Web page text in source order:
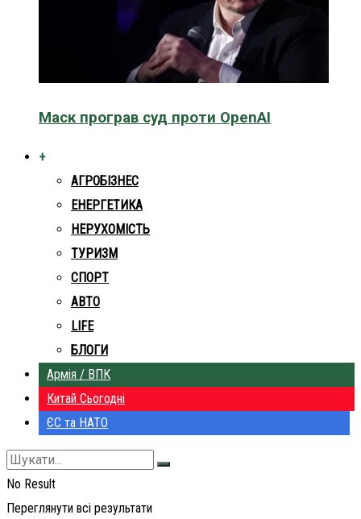
Маск програв суд проти OpenAI
+
АГРОБІЗНЕС
ЕНЕРГЕТИКА
НЕРУХОМІСТЬ
ТУРИЗМ
СПОРТ
АВТО
LIFE
БЛОГИ
Армія / ВПК
Китай Сьогодні
ЄС та НАТО
No Result
Переглянути всі результати